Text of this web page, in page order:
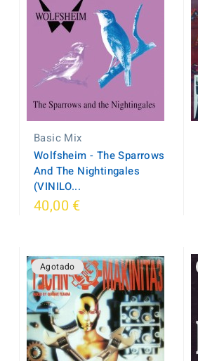
Basic Mix
Wolfsheim - The Sparrows
And The Nightingales
(VINILO...
40,00 €
Agotado